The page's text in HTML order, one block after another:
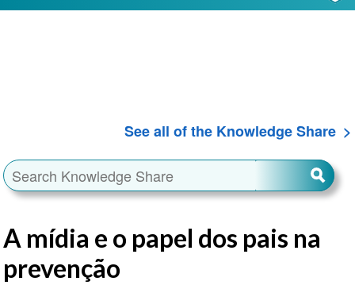
See all of the Knowledge Share
A mídia e o papel dos pais na
prevenção